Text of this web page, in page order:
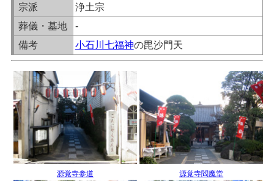
宗派
浄土宗
葬儀・墓地
-
備考
小石川七福神の毘沙門天
源覚寺参道 源覚寺閻魔堂